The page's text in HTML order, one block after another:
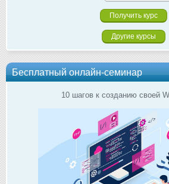
Другие курсы
Бесплатный онлайн-семинар
10 шагов к созданию своей